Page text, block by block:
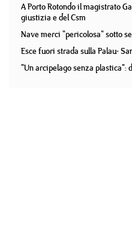
A Porto Rotondo il magistrato
giustizia e del Csm
Nave merci "pericolosa" sotto
Esce fuori strada sulla Palau-
"Un arcipelago senza plastica":